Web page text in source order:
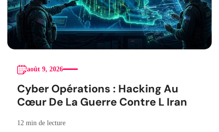
août 9, 2026
Cyber Opérations : Hacking Au
Cœur De La Guerre Contre L Iran
12 min de lecture